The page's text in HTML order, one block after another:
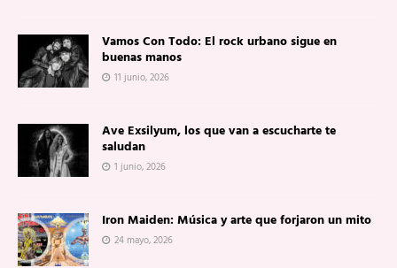
Vamos Con Todo: El rock urbano sigue en
buenas manos
11 junio, 2026
Ave Exsilyum, los que van a escucharte te
saludan
1 junio, 2026
Iron Maiden: Música y arte que forjaron un mito
24 mayo, 2026